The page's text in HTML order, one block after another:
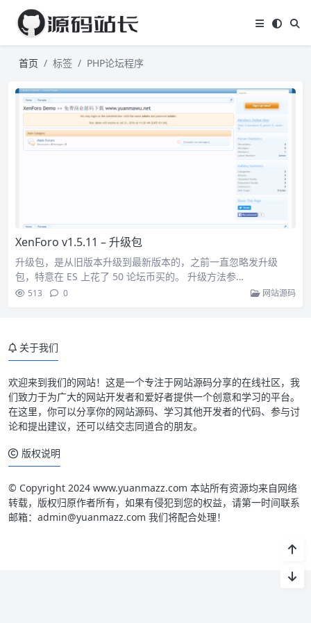
首页 标签 PHP论坛程序
XenForo v1.5.11 – 升级包
升级包，是从旧版本升级到最新版本的，之前一直忽略发升级
包，特意在 ES 上花了 50 论坛币买的。 升级方法参…
513 0 网站源码
关于我们
欢迎来到我们的网站！这是一个专注于网站源码分享的在线社区，我
们致力于为广大的网站开发者和爱好者提供一个创意和学习的平台。
在这里，你可以分享你的网站源码、学习其他开发者的代码、参与讨
论和提出建议，还可以结交志同道合的朋友。
版权说明
© Copyright 2024 www.yuanmazz.com 本站所有资源均来自网络
转载，版权归原作者所有，如果有侵犯到您的权益，请第一时间联系
邮箱：admin@yuanmazz.com 我们将配合处理！